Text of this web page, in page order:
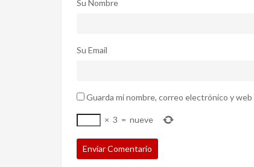
Su Nombre
Su Email
Guarda mi nombre, correo electrónico y
× 3 = nueve